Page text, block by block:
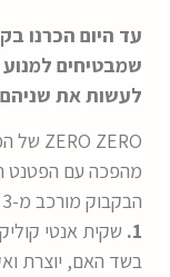
עד היום הכרנו
שמבטיחים
לעשות את שניהם
ZERO ZERO של המותג
מהפכה עם הפטנט
הבקבוק מורכב מ-3 חלקים:
1. שקית אנטי
בשד האם, יוצרת